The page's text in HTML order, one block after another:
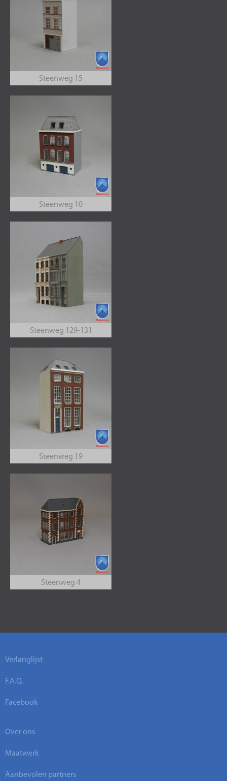
Steenweg 15
Steenweg 10
Steenweg 129-131
Steenweg 19
Steenweg 4
Verlanglijst
F.A.Q.
Facebook
Over ons
Maatwerk
Aanbevolen partners